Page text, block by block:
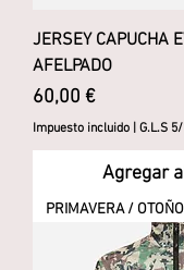
JERSEY CAPUCHA
AFELPADO
Precio
60,00 €
Impuesto incluido G.L.S
Agregar